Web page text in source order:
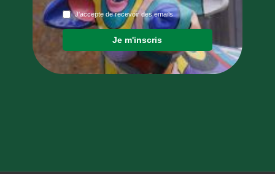
J'accepte de recevoir des emails
Je m'inscris